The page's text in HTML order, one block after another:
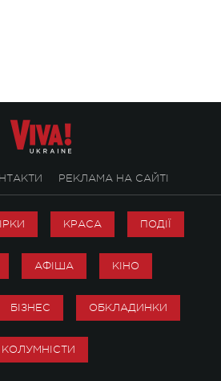
РЕКЛАМА НА САЙТІ
КРАСА ПОДІЇ
АФІША КІНО
БІЗНЕС ОБКЛАДИНКИ
КОЛУМНІСТИ